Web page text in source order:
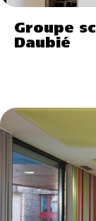
Groupe
Daubié